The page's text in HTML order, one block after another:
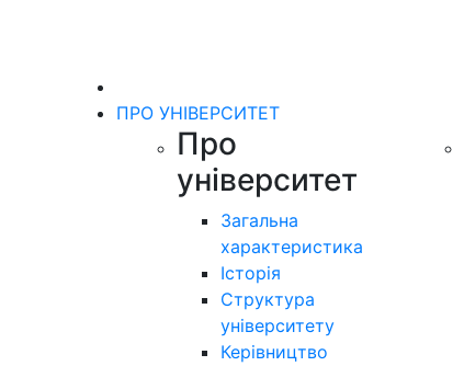
ПРО УНІВЕРСИТЕТ
Про
університет
Загальна
характеристика
Історія
Структура
університету
Керівництво